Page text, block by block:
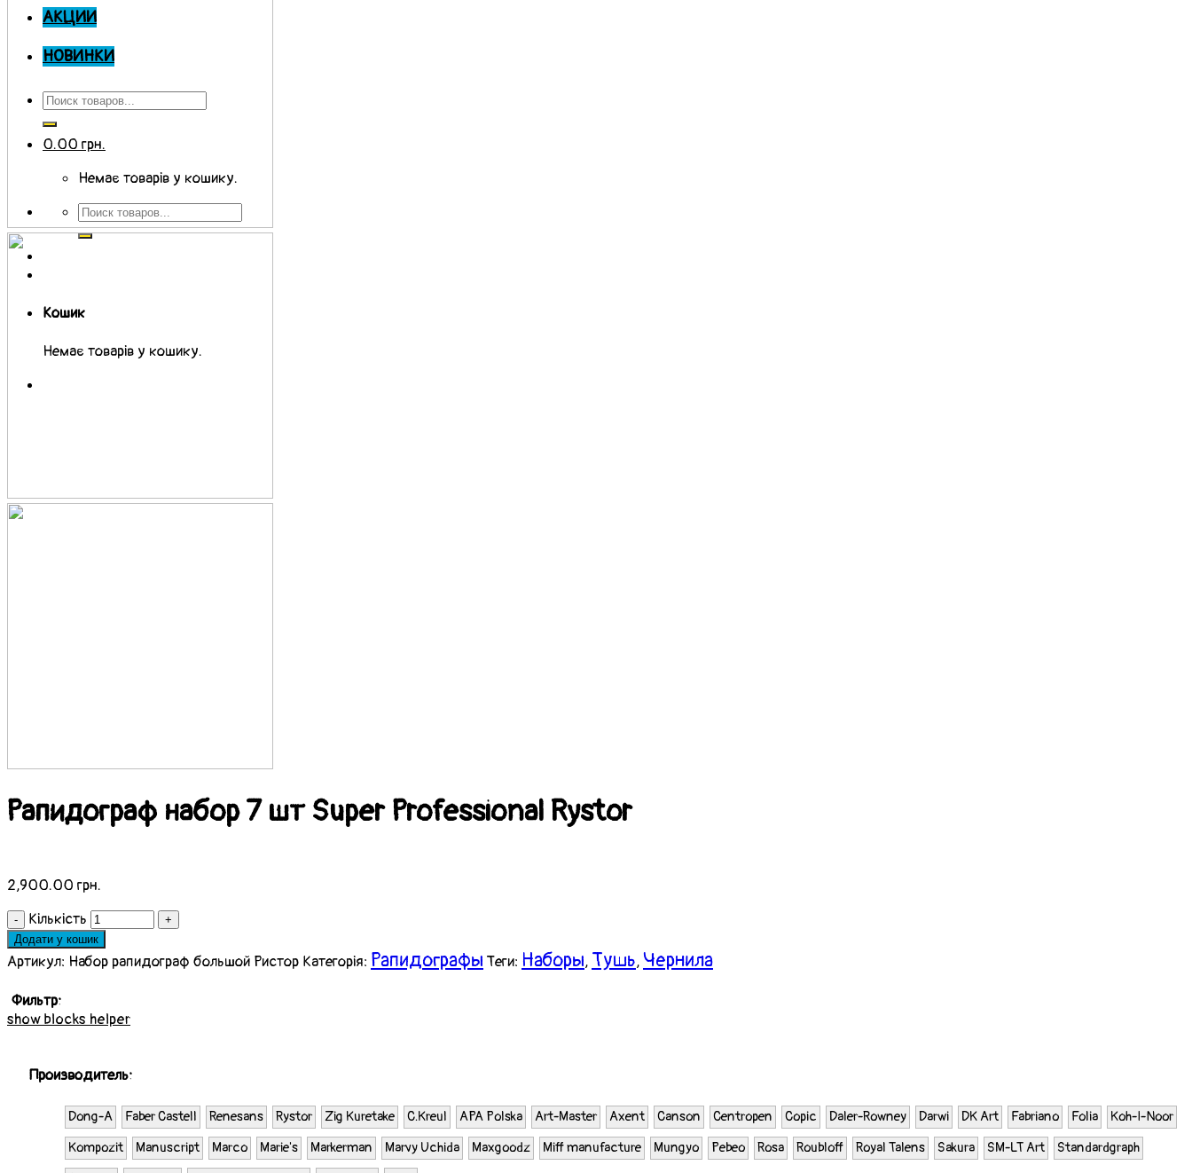
АКЦИИ
НОВИНКИ
0.00 грн.
Немає товарів у кошику.
Кошик
Немає товарів у кошику.
Рапидограф набор 7 шт Super Professional Rystor
2,900.00 грн.
Кількість
Додати у кошик
Артикул: Набор рапидограф большой Ристор Категорія: Рапидографы Теги: Наборы, Тушь,Чернила
Фильтр:
show blocks helper
Производитель:
Dong-A Faber Castell Renesans Rystor Zig Kuretake С.Kreul APA Polska Art-Master Axent Canson Centropen Copic Daler-Rowney Darwi DK Art Fabriano Folia
Koh-I-Noor
Kompozit
Manuscript Marco Marie's Markerman Marvy Uchida Maxgoodz Miff manufacture Mungyo Pebeo Rosa Roubloff Royal Talens Sakura SM-LT Art
Standardgraph